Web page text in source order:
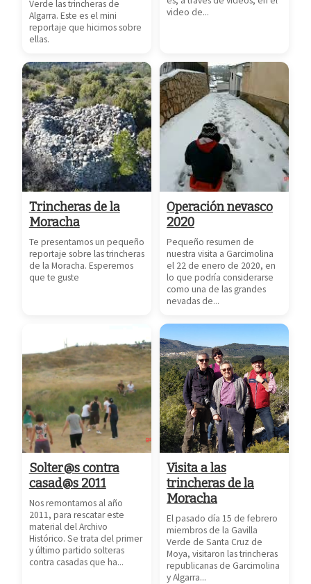
Verde las trincheras de
Algarra. Este es el mini
reportaje que hicimos sobre
ellas.
video de...
Trincheras de la
Moracha
Te presentamos un pequeño
reportaje sobre las trincheras
de la Moracha. Esperemos
que te guste
Operación nevasco
2020
Pequeño resumen de
nuestra visita a Garcimolina
el 22 de enero de 2020, en
lo que podría considerarse
como una de las grandes
nevadas de...
Solter@s contra
casad@s 2011
Nos remontamos al año
2011, para rescatar este
material del Archivo
Histórico. Se trata del primer
y último partido solteras
contra casadas que ha...
Visita a las
trincheras de la
Moracha
El pasado día 15 de febrero
miembros de la Gavilla
Verde de Santa Cruz de
Moya, visitaron las trincheras
republicanas de Garcimolina
y Algarra...